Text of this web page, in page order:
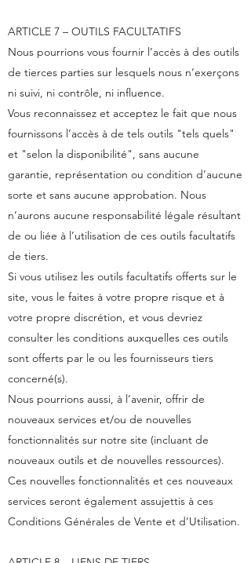
ARTICLE 7 – OUTILS FACULTATIFS
Nous pourrions vous fournir l’accès à des outils
de tierces parties sur lesquels nous n’exerçons
ni suivi, ni contrôle, ni influence.
Vous reconnaissez et acceptez le fait que nous
fournissons l’accès à de tels outils "tels quels"
et "selon la disponibilité", sans aucune
garantie, représentation ou condition d’aucune
sorte et sans aucune approbation. Nous
n’aurons aucune responsabilité légale résultant
de ou liée à l’utilisation de ces outils facultatifs
de tiers.
Si vous utilisez les outils facultatifs offerts sur le
site, vous le faites à votre propre risque et à
votre propre discrétion, et vous devriez
consulter les conditions auxquelles ces outils
sont offerts par le ou les fournisseurs tiers
concerné(s).
Nous pourrions aussi, à l’avenir, offrir de
nouveaux services et/ou de nouvelles
fonctionnalités sur notre site (incluant de
nouveaux outils et de nouvelles ressources).
Ces nouvelles fonctionnalités et ces nouveaux
services seront également assujettis à ces
Conditions Générales de Vente et d’Utilisation.